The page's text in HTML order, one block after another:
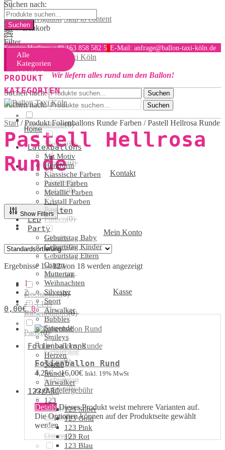
Skip to navigation Skip to content
Ihr Warenkorb
Service-Hotline: +49 163 858 582 5 E-Mail: anfrage@ballon-taxi-köln.de
MENU
Wir liefern alles rund um den Ballon!
Suchen nach: Suchen
Kontakt
Mein Konto
Kasse
0,00€ 0
Suchen nach: Suchen
Home
Latexballons
Mit Motiv
Herzform
Klassische Farben
Pastell Farben
Metallic Farben
Kristall Farben
Hochzeiten
LED
Party
Geburtstag Baby
Geburtstag Kinder
Geburtstag Eltern
Ostern
Muttertag
Weihnachten
Silvester
Sport
Airwalker
Bubbles
Singende
Smileys
Folienballons
Herzen
Sterne
Runde
Airwalker
123/ABC
123
123 Silber
123 Gold
123 Pink
123 Rot
123 Blau
Start /Produkt Folienballons Runde Farben /Pastell Hellrosa Runde
Pastell Hellrosa
Runde
Show Filters
Ergebnisse 1 – 12 von 18 werden angezeigt
1
2
→
Folienballons,Runde
Folienballon Rund
4,25€–16,00€ Inkl. 19% MwSt
zzgl.Liefergebühr
Details Dieses Produkt weist mehrere Varianten auf.
Die Optionen können auf der Produktseite gewählt
werden
Suchen nach:
Alle
Kategorien
anzeigen
Filter
PRODUKT
KATEGORIEN
Latexballons(0)
Motive(0)
Herzen(0)
Klassische
Farben(0)
Pastell
Farben(0)
Metallic
Farben(0)
Kristall
Farben(0)
Hochzeiten(0)
LED
Riesenballons(0)
Party(0)
Geburtstag
Baby(0)
Geburtstag
Kinder(0)
Geburtstag
Eltern(0)
Ostern(0)